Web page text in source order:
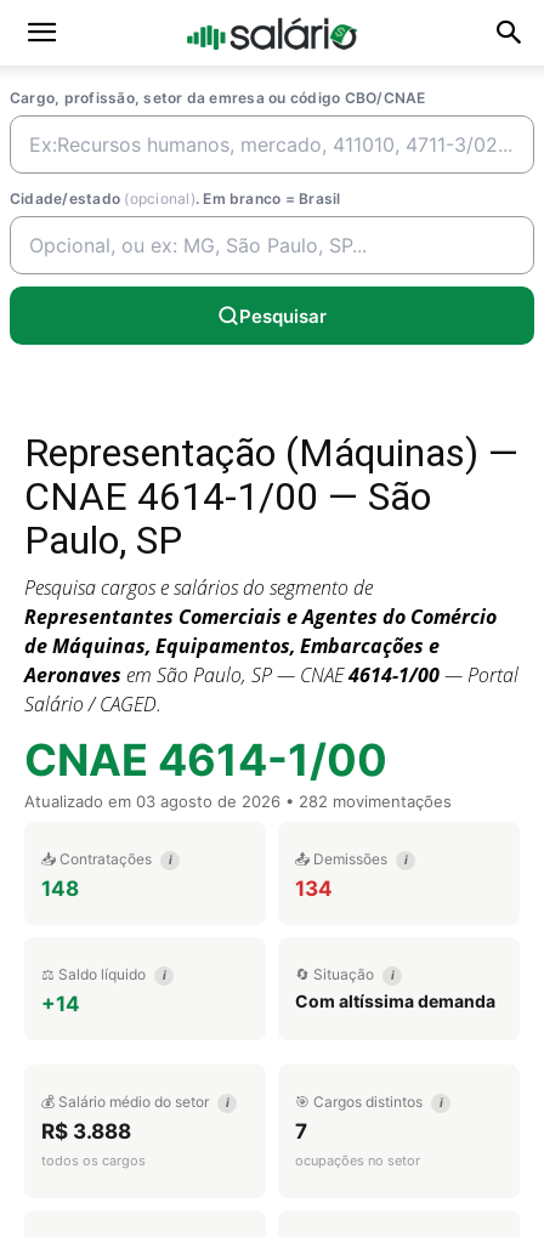
Cargo, profissão, setor da emresa ou código CBO/CNAE
Cidade/estado (opcional). Em branco = Brasil
Pesquisar
Representação (Máquinas) —
CNAE 4614-1/00 — São
Paulo, SP
Pesquisa cargos e salários do segmento de
Representantes Comerciais e Agentes do Comércio
de Máquinas, Equipamentos, Embarcações e
Aeronaves em São Paulo, SP — CNAE4614-1/00— Portal
Salário / CAGED.
CNAE 4614-1/00
Atualizado em 03 agosto de 2026 • 282 movimentações
📥 Contratações i
148
📤 Demissões i
134
⚖️ Saldo líquido i
+14
🔄 Situação i
Com altíssima demanda
💰 Salário médio do setor i
R$ 3.888
todos os cargos
🎯 Cargos distintos i
7
ocupações no setor